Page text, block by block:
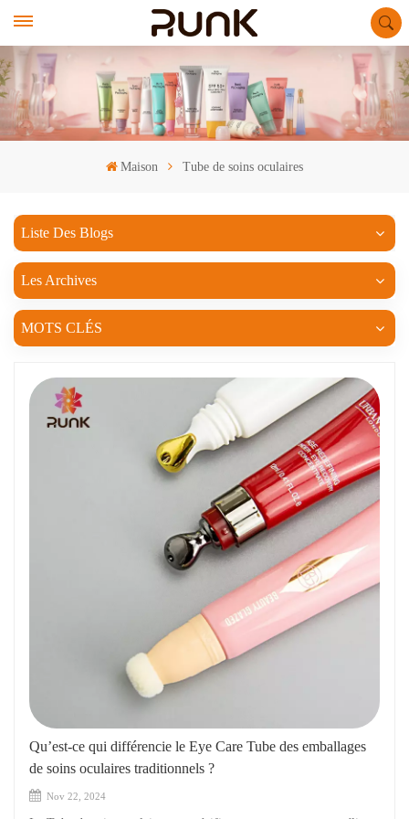
Maison Tube de soins oculaires
Liste Des Blogs
Les Archives
MOTS CLÉS
Qu’est-ce qui différencie le Eye Care Tube des emballages
de soins oculaires traditionnels ?
Nov 22, 2024